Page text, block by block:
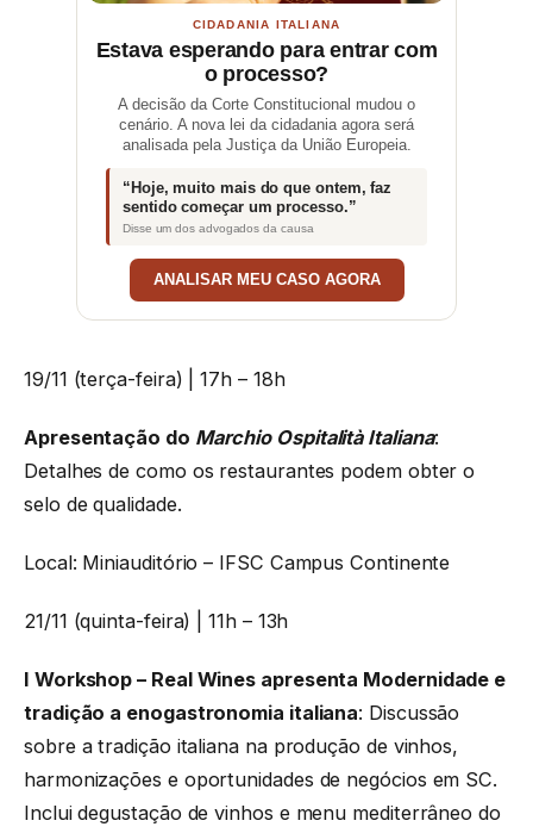
CIDADANIA ITALIANA
Estava esperando para entrar com
o processo?
A decisão da Corte Constitucional mudou o
cenário. A nova lei da cidadania agora será
analisada pela Justiça da União Europeia.
“Hoje, muito mais do que ontem, faz
sentido começar um processo.”
Disse um dos advogados da causa
ANALISAR MEU CASO AGORA
19/11 (terça-feira) | 17h – 18h
Apresentação do Marchio Ospitalità Italiana:
Detalhes de como os restaurantes podem obter o
selo de qualidade.
Local: Miniauditório – IFSC Campus Continente
21/11 (quinta-feira) | 11h – 13h
I Workshop – Real Wines apresenta Modernidade e
tradição a enogastronomia italiana: Discussão
sobre a tradição italiana na produção de vinhos,
harmonizações e oportunidades de negócios em SC.
Inclui degustação de vinhos e menu mediterrâneo do